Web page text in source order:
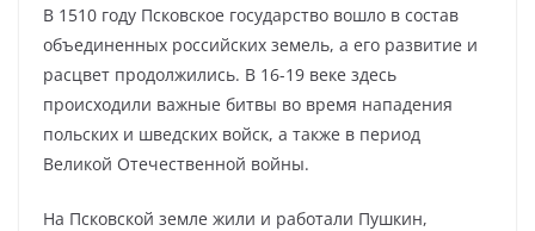
В 1510 году Псковское государство вошло в состав
объединенных российских земель, а его развитие и
расцвет продолжились. В 16-19 веке здесь
происходили важные битвы во время нападения
польских и шведских войск, а также в период
Великой Отечественной войны.
На Псковской земле жили и работали Пушкин,